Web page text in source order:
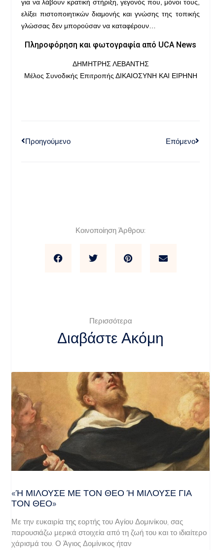
για να λάβουν κρατική στήριξη, γεγονός που, μόνοι τους,
ελίξει πιστοποιητικών διαμονής και γνώσης της τοπικής
γλώσσας δεν μπορούσαν να καταφέρουν…
Πληροφόρηση και φωτογραφία από UCA News
ΔΗΜΗΤΡΗΣ ΛΕΒΑΝΤΗΣ
Μέλος Συνοδικής Επιτροπής ΔΙΚΑΙΟΣΥΝΗ ΚΑΙ ΕΙΡΗΝΗ
Προηγούμενο Επόμενο
Κοινοποίηση Άρθρου:
Περισσότερα
Διαβάστε Ακόμη
«Ή ΜΙΛΟΎΣΕ ΜΕ ΤΟΝ ΘΕΌ Ή ΜΙΛΟΎΣΕ ΓΙΑ ΤΟ
Ν ΘΕΌ»
Με την ευκαιρία της εορτής του Αγίου Δομινίκου, σας
παρουσιάζω μερικά στοιχεία από τη ζωή του και το ιδιαίτερο
χάρισμά του. Ο Άγιος Δομίνικος ήταν